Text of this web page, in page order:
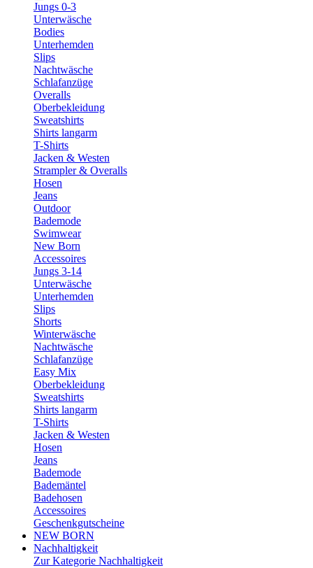
Jungs 0-3
Unterwäsche
Bodies
Unterhemden
Slips
Nachtwäsche
Schlafanzüge
Overalls
Oberbekleidung
Sweatshirts
Shirts langarm
T-Shirts
Jacken & Westen
Strampler & Overalls
Hosen
Jeans
Outdoor
Bademode
Swimwear
New Born
Accessoires
Jungs 3-14
Unterwäsche
Unterhemden
Slips
Shorts
Winterwäsche
Nachtwäsche
Schlafanzüge
Easy Mix
Oberbekleidung
Sweatshirts
Shirts langarm
T-Shirts
Jacken & Westen
Hosen
Jeans
Bademode
Bademäntel
Badehosen
Accessoires
Geschenkgutscheine
NEW BORN
Nachhaltigkeit
Zur Kategorie Nachhaltigkeit